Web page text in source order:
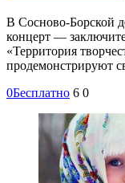
В Сосново-Борской
концерт —
«Территория
продемонстрируют
0Бесплатно 6 0